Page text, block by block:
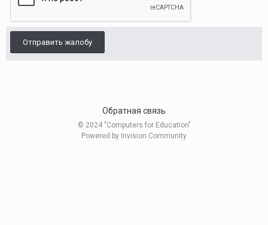
Отправить жалобу
Обратная связь
© 2024 "Computers for Education"
Powered by Invision Community